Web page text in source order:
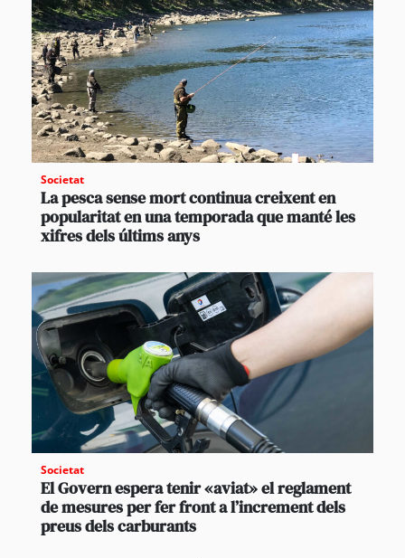
Societat
La pesca sense mort continua creixent en
popularitat en una temporada que manté les
xifres dels últims anys
Societat
El Govern espera tenir «aviat» el reglament
de mesures per fer front a l’increment dels
preus dels carburants